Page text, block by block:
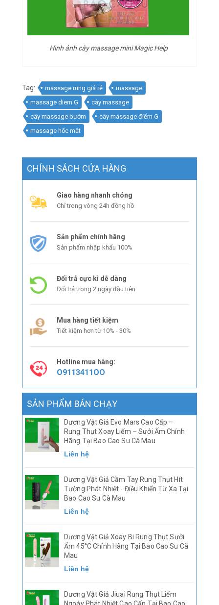
Hình ảnh cây massage mini Magic Help
Tag: massage rung giá rẻ
massage
massage diem G
cây massage
cây massage bướm
cây massage điểm G
massage hốc mắt
CHÍNH SÁCH CỬA HÀNG
Giao hàng nhanh chóng
Chỉ trong vòng 24h đồng hồ
Sản phẩm chính hãng
Sản phẩm nhập khẩu 100%
Đổi trả cực kì dễ dàng
Đổi trả trong 2 ngày đầu tiên
Mua hàng tiết kiệm
Tiết kiệm hơn từ 10% - 30%
Hotline mua hàng:
O9113411OO
SẢN PHẨM BÁN CHẠY
Dương Vật Giả Evo Mars Cao Cấp –
Rung Thụt Xoay Liếm – Sưởi Ấm Chính
Hãng Tại Bao Cao Su Cà Mau
Liên hệ
Dương Vật Giả Cầm Tay Rung Thụt Hít
Tường Phát Nhiệt - Điều Khiển Từ Xa Tại
Bao Cao Su Cà Mau
Liên hệ
Dương Vật Giả Xoay Bi Rung Thụt Sưởi
Ấm 45°C Chính Hãng Tại Bao Cao Su Cà
Mau
Liên hệ
Dương Vật Giả Jiuai Rung Thụt Liếm